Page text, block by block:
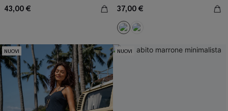
43,00 € 37,00 €
NUOVI NUOVI